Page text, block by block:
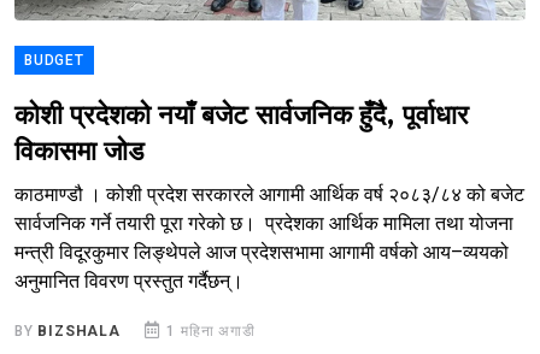
BUDGET
कोशी प्रदेशको नयाँ बजेट सार्वजनिक हुँदै, पूर्वाधार
विकासमा जोड
काठमाण्डौ । कोशी प्रदेश सरकारले आगामी आर्थिक वर्ष २०८३/८४ को बजेट
सार्वजनिक गर्ने तयारी पूरा गरेको छ। प्रदेशका आर्थिक मामिला तथा योजना
मन्त्री विदूरकुमार लिङ्थेपले आज प्रदेशसभामा आगामी वर्षको आय–व्ययको
अनुमानित विवरण प्रस्तुत गर्दैछन्।
BY BIZSHALA 1 महिना अगाडी